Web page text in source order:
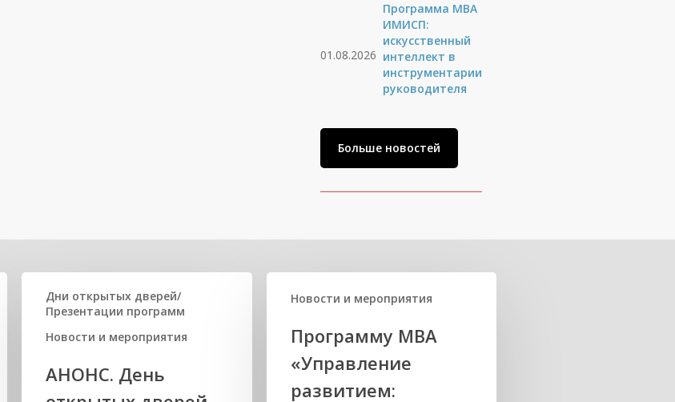
01.08.2026
Программа MBA
ИМИСП:
искусственный
интеллект в
инструментарии
руководителя
Больше новостей
Дни открытых дверей/
Презентации программ
Новости и мероприятия
АНОНС. День
Новости и мероприятия
Программу MBA
«Управление
развитием: